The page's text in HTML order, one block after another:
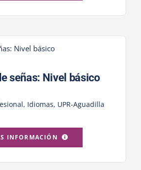
señas: Nivel básico
, Idiomas, UPR-Aguadilla
INFORMACIÓN